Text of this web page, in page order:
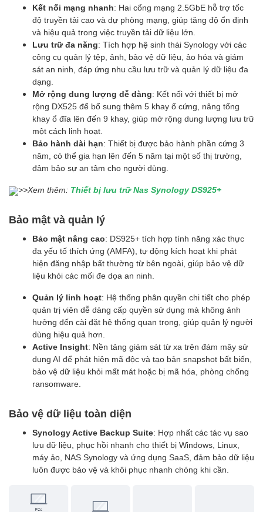
Kết nối mạng nhanh: Hai cổng mạng 2.5GbE hỗ trợ tốc
độ truyền tải cao và dự phòng mạng, giúp tăng độ ổn định
và hiệu quả trong việc truyền tải dữ liệu lớn.
Lưu trữ đa năng: Tích hợp hệ sinh thái Synology với các
công cụ quản lý tệp, ảnh, bảo vệ dữ liệu, ảo hóa và giám
sát an ninh, đáp ứng nhu cầu lưu trữ và quản lý dữ liệu đa
dạng.
Mở rộng dung lượng dễ dàng: Kết nối với thiết bị mở
rộng DX525 để bổ sung thêm 5 khay ổ cứng, nâng tổng
khay ổ đĩa lên đến 9 khay, giúp mở rộng dung lượng lưu trữ
một cách linh hoạt.
Bảo hành dài hạn: Thiết bị được bảo hành phần cứng 3
năm, có thể gia hạn lên đến 5 năm tại một số thị trường,
đảm bảo sự an tâm cho người dùng.
>>Xem thêm: Thiết bị lưu trữ Nas Synology DS925+
Bảo mật và quản lý
Bảo mật nâng cao: DS925+ tích hợp tính năng xác thực
đa yếu tố thích ứng (AMFA), tự động kích hoạt khi phát
hiện đăng nhập bất thường từ bên ngoài, giúp bảo vệ dữ
liệu khỏi các mối đe dọa an ninh.
Quản lý linh hoạt: Hệ thống phân quyền chi tiết cho phép
quản trị viên dễ dàng cấp quyền sử dụng mà không ảnh
hưởng đến cài đặt hệ thống quan trọng, giúp quản lý người
dùng hiệu quả hơn.
Active Insight: Nền tảng giám sát từ xa trên đám mây sử
dụng AI để phát hiện mã độc và tạo bản snapshot bất biến,
bảo vệ dữ liệu khỏi mất mát hoặc bị mã hóa, phòng chống
ransomware.
Bảo vệ dữ liệu toàn diện
Synology Active Backup Suite: Hợp nhất các tác vụ sao
lưu dữ liệu, phục hồi nhanh cho thiết bị Windows, Linux,
máy ảo, NAS Synology và ứng dụng SaaS, đảm bảo dữ liệu
luôn được bảo vệ và khôi phục nhanh chóng khi cần.